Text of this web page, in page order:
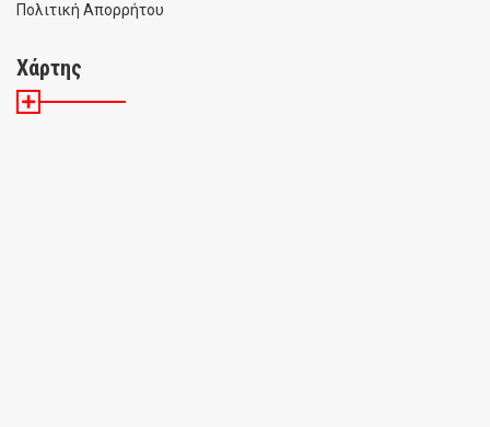
Πολιτική Απορρήτου
Χάρτης